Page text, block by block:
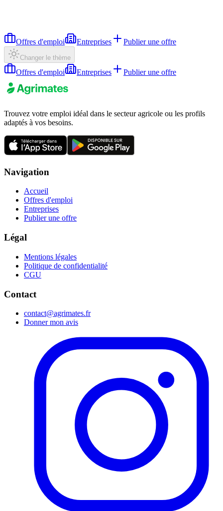
Offres d'emploi Entreprises Publier une offre
Changer le thème
Offres d'emploi Entreprises Publier une offre
Trouvez votre emploi idéal dans le secteur agricole ou les profils
adaptés à vos besoins.
Navigation
Accueil
Offres d'emploi
Entreprises
Publier une offre
Légal
Mentions légales
Politique de confidentialité
CGU
Contact
contact@agrimates.fr
Donner mon avis